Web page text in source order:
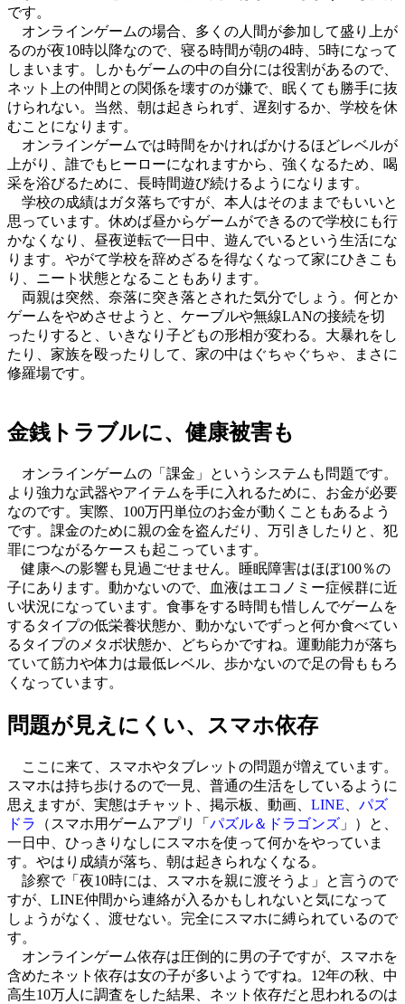
です。
オンラインゲームの場合、多くの人間が参加して盛り上が
るのが夜10時以降なので、寝る時間が朝の4時、5時になって
しまいます。しかもゲームの中の自分には役割があるので、
ネット上の仲間との関係を壊すのが嫌で、眠くても勝手に抜
けられない。当然、朝は起きられず、遅刻するか、学校を休
むことになります。
オンラインゲームでは時間をかければかけるほどレベルが
上がり、誰でもヒーローになれますから、強くなるため、喝
采を浴びるために、長時間遊び続けるようになります。
学校の成績はガタ落ちですが、本人はそのままでもいいと
思っています。休めば昼からゲームができるので学校にも行
かなくなり、昼夜逆転で一日中、遊んでいるという生活にな
ります。やがて学校を辞めざるを得なくなって家にひきこも
り、ニート状態となることもあります。
両親は突然、奈落に突き落とされた気分でしょう。何とか
ゲームをやめさせようと、ケーブルや無線LANの接続を切
ったりすると、いきなり子どもの形相が変わる。大暴れをし
たり、家族を殴ったりして、家の中はぐちゃぐちゃ、まさに
修羅場です。
金銭トラブルに、健康被害も
オンラインゲームの「課金」というシステムも問題です。
より強力な武器やアイテムを手に入れるために、お金が必要
なのです。実際、100万円単位のお金が動くこともあるよう
です。課金のために親の金を盗んだり、万引きしたりと、犯
罪につながるケースも起こっています。
健康への影響も見過ごせません。睡眠障害はほぼ100％の
子にあります。動かないので、血液はエコノミー症候群に近
い状況になっています。食事をする時間も惜しんでゲームを
するタイプの低栄養状態か、動かないでずっと何か食べてい
るタイプのメタボ状態か、どちらかですね。運動能力が落ち
ていて筋力や体力は最低レベル、歩かないので足の骨ももろ
くなっています。
問題が見えにくい、スマホ依存
ここに来て、スマホやタブレットの問題が増えています。
スマホは持ち歩けるので一見、普通の生活をしているように
思えますが、実態はチャット、掲示板、動画、 LINE
パズ
ドラ
（スマホ用ゲームアプリ「 パズル＆ドラゴンズ 」）と、
一日中、ひっきりなしにスマホを使って何かをやっていま
す。やはり成績が落ち、朝は起きられなくなる。
診察で「夜10時には、スマホを親に渡そうよ」と言うので
すが、LINE仲間から連絡が入るかもしれないと気になって
しょうがなく、渡せない。完全にスマホに縛られているので
す。
オンラインゲーム依存は圧倒的に男の子ですが、スマホを
含めたネット依存は女の子が多いようですね。12年の秋、中
高生10万人に調査をした結果、ネット依存だと思われるのは